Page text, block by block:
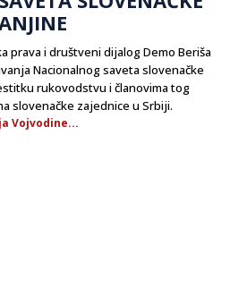
prava i društveni dijalog Demo Beriša
Nacionalnog saveta slovenačke
rukovodstvu i članovima tog
slovenačke zajednice u Srbiji.
Vojvodine...